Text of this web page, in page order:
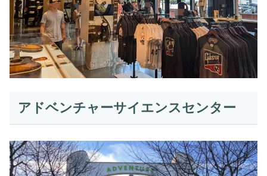
アドベンチャーサイエンスセンター